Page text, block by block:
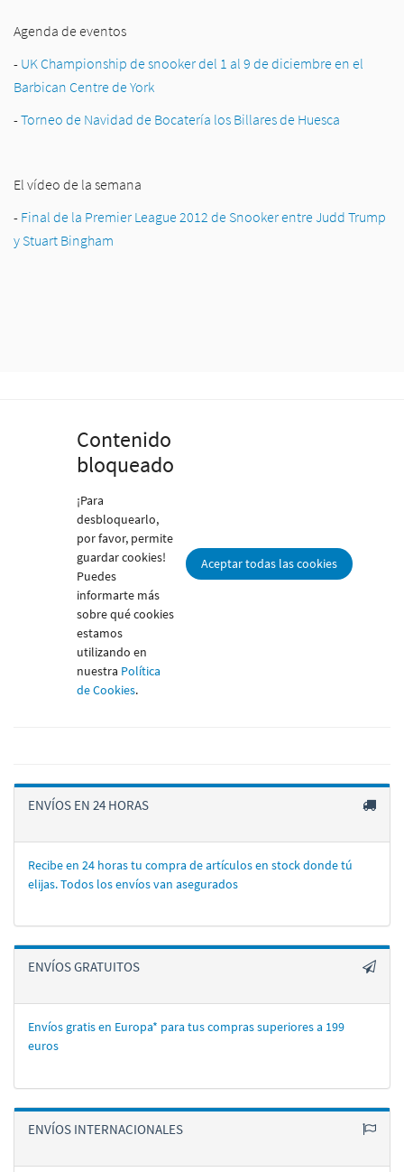
Agenda de eventos
- UK Championship de snooker del 1 al 9 de diciembre en el
Barbican Centre de York
-Torneo de Navidad de Bocatería los Billares de Huesca
El vídeo de la semana
- Final de la Premier League 2012 de Snooker entre Judd Trump
y Stuart Bingham
Contenido
bloqueado
¡Para
desbloquearlo,
por favor, permite
guardar cookies!
Puedes
informarte más
sobre qué cookies
estamos
utilizando en
nuestra Política
de Cookies.
Aceptar todas las cookies
ENVÍOS EN 24 HORAS
Recibe en 24 horas tu compra de artí­culos en stock donde tú
elijas. Todos los enví­os van asegurados
ENVÍOS GRATUITOS
Envíos gratis en Europa* para tus compras superiores a 199
euros
ENVÍOS INTERNACIONALES